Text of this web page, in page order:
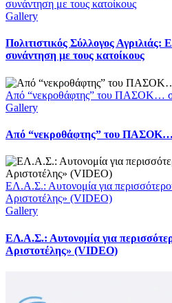
συνάντηση με τους κατοίκους
Gallery
Πολιτιστικός Σύλλογος Αγριλιάς:
συνάντηση με τους κατοίκους
Από “νεκροθάφτης” του ΠΑΣΟΚ…
Gallery
Από “νεκροθάφτης” του ΠΑΣΟΚ…
ΕΛ.Α.Σ.: Αυτονομία για
Αριστοτέλης» (VIDEO)
Gallery
ΕΛ.Α.Σ.: Αυτονομία για
Αριστοτέλης» (VIDEO)